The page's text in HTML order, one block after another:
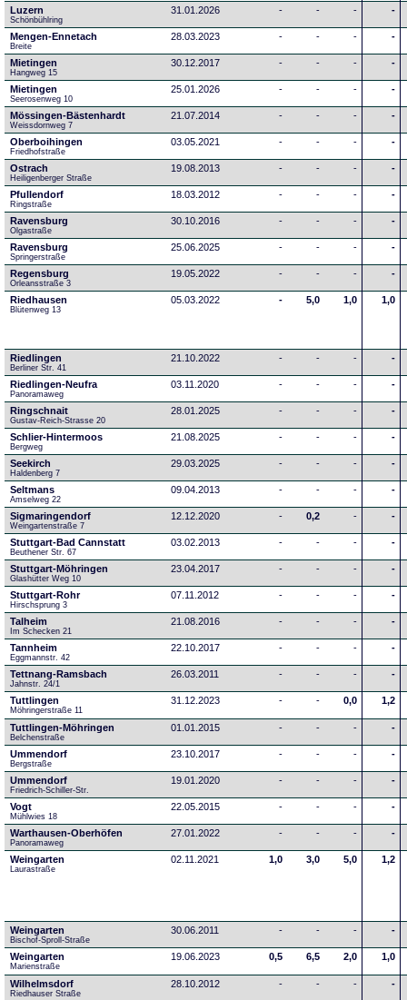
Luzern
Schönbühlring
31.01.2026 - - - -
Mengen-Ennetach
Breite
28.03.2023 - - - -
Mietingen
Hangweg 15
30.12.2017 - - - -
Mietingen
Seerosenweg 10
25.01.2026 - - - -
Mössingen-Bästenhardt
Weissdornweg 7
21.07.2014 - - - -
Oberboihingen
Friedhofstraße
03.05.2021 - - - -
Ostrach
Heiligenberger Straße
19.08.2013 - - - -
Pfullendorf
Ringstraße
18.03.2012 - - - -
Ravensburg
Olgastraße
30.10.2016 - - - -
Ravensburg
Springerstraße
25.06.2025 - - - -
Regensburg
Orleansstraße 3
19.05.2022 - - - -
Riedhausen
Blütenweg 13
05.03.2022 - 5,0 1,0 1,0
Riedlingen
Berliner Str. 41
21.10.2022 - - - -
Riedlingen-Neufra
Panoramaweg
03.11.2020 - - - -
Ringschnait
Gustav-Reich-Strasse 20
28.01.2025 - - - -
Schlier-Hintermoos
Bergweg
21.08.2025 - - - -
Seekirch
Haldenberg 7
29.03.2025 - - - -
Seltmans
Amselweg 22
09.04.2013 - - - -
Sigmaringendorf
Weingartenstraße 7
12.12.2020 - 0,2 - -
Stuttgart-Bad Cannstatt
Beuthener Str. 67
03.02.2013 - - - -
Stuttgart-Möhringen
Glashütter Weg 10
23.04.2017 - - - -
Stuttgart-Rohr
Hirschsprung 3
07.11.2012 - - - -
Talheim
Im Schecken 21
21.08.2016 - - - -
Tannheim
Eggmannstr. 42
22.10.2017 - - - -
Tettnang-Ramsbach
Jahnstr. 24/1
26.03.2011 - - - -
Tuttlingen
Möhringerstraße 11
31.12.2023 - - 0,0 1,2
Tuttlingen-Möhringen
Belchenstraße
01.01.2015 - - - -
Ummendorf
Bergstraße
23.10.2017 - - - -
Ummendorf
Friedrich-Schiller-Str.
19.01.2020 - - - -
Vogt
Mühlwies 18
22.05.2015 - - - -
Warthausen-Oberhöfen
Panoramaweg
27.01.2022 - - - -
Weingarten
Laurastraße
02.11.2021 1,0 3,0 5,0 1,2
Weingarten
Bischof-Sproll-Straße
30.06.2011 - - - -
Weingarten
Marienstraße
19.06.2023 0,5 6,5 2,0 1,0
Wilhelmsdorf
Riedhauser Straße
28.10.2012 - - - -